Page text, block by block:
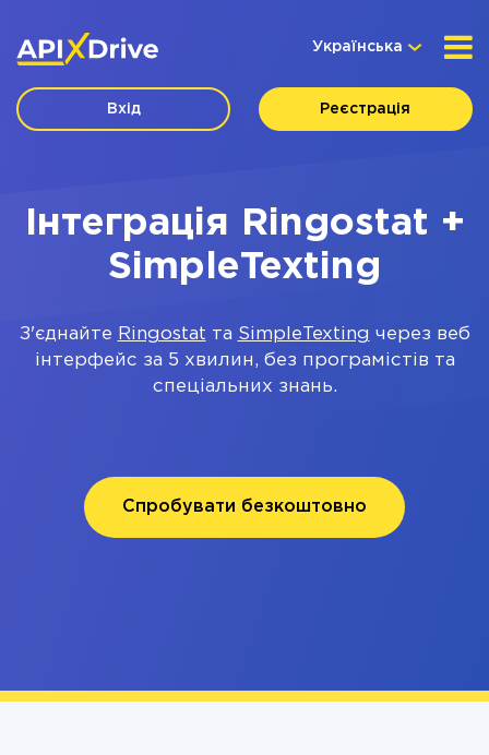
Українська
Вхід Реєстрація
Інтеграція Ringostat +
SimpleTexting
З'єднайте Ringostat та SimpleTexting через веб
інтерфейс за 5 хвилин, без програмістів та
спеціальних знань.
Спробувати безкоштовно